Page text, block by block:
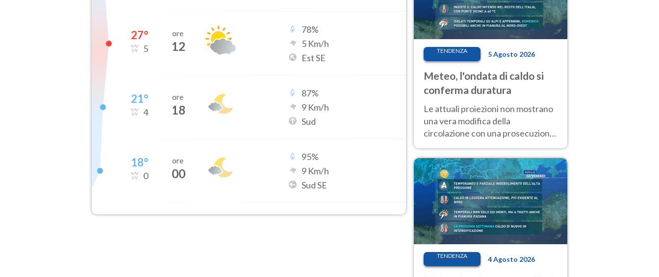
27°
5
ore
12
78%
5 Km/h
Est SE
21°
4
ore
18
87%
9 Km/h
Sud
18°
0
ore
00
95%
9 Km/h
Sud SE
TENDENZA 5 Agosto 2026
Meteo, l'ondata di caldo si
conferma duratura
Le attuali proiezioni non mostrano
una vera modifica della
circolazione con una prosecuzione
giorni, compresa la settimana di
Ferragosto
TENDENZA 4 Agosto 2026